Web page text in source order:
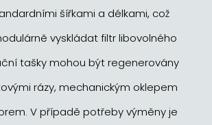
šířkami a délkami, což
vyskládat filtr libovolného
tašky mohou být regenerovány
rázy, mechanickým oklepem
V případě potřeby výměny je